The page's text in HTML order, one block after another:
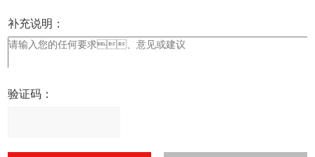
补充说明：
验证码：